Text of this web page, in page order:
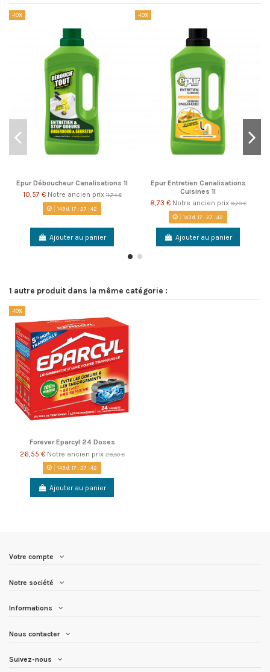
-10%
Epur Déboucheur Canalisations 1l
10,57 € Notre ancien prix11,74 €
143d. 17 :27 :42
Ajouter au panier
-10%
Epur Entretien Canalisations
Cuisines 1l
8,73 € Notre ancien prix9,70 €
143d. 17 :27 :42
Ajouter au panier
1 autre produit dans la même catégorie :
-10%
Forever Eparcyl 24 Doses
26,55 € Notre ancien prix29,50 €
143d. 17 :27 :42
Ajouter au panier
Votre compte
Notre société
Informations
Nous contacter
Suivez-nous